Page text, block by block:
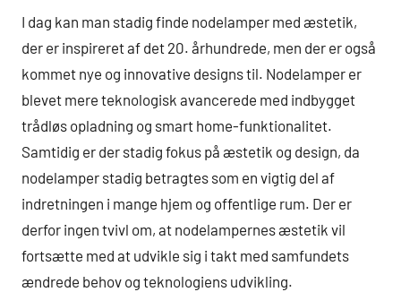
I dag kan man stadig finde nodelamper med æstetik,
der er inspireret af det 20. århundrede, men der er også
kommet nye og innovative designs til. Nodelamper er
blevet mere teknologisk avancerede med indbygget
trådløs opladning og smart home-funktionalitet.
Samtidig er der stadig fokus på æstetik og design, da
nodelamper stadig betragtes som en vigtig del af
indretningen i mange hjem og offentlige rum. Der er
derfor ingen tvivl om, at nodelampernes æstetik vil
fortsætte med at udvikle sig i takt med samfundets
ændrede behov og teknologiens udvikling.